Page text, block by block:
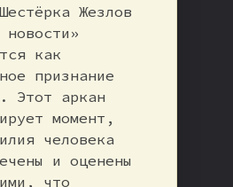
Жезлов
новости»
как
признание
Этот аркан
момент,
человека
и оценены
что